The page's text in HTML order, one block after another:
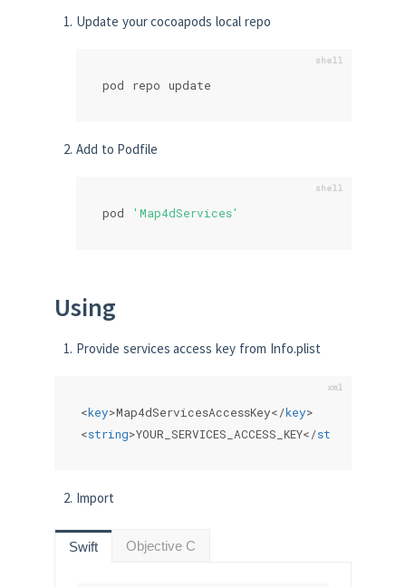
Update your cocoapods local repo
pod repo update
Add to Podfile
pod 'Map4dServices'
Using
Provide services access key from Info.plist
<key>Map4dServicesAccessKey</key>
<string>YOUR_SERVICES_ACCESS_KEY</string
Import
Swift Objective C